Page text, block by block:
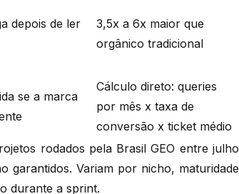
depois de ler
3,5x a 6x maior que
orgânico tradicional
se a marca
Cálculo direto: queries
por mês x taxa de
conversão x ticket médio
rodados pela Brasil GEO entre julho
garantidos. Variam por nicho, maturidade
durante a sprint.